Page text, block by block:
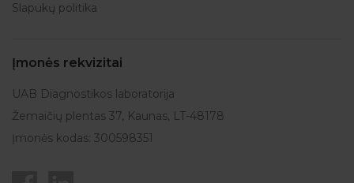
Slapukų politika
Įmonės rekvizitai
UAB Diagnostikos laboratorija
Žemaičių plentas 37, Kaunas, LT-48178
Įmonės kodas: 300598351